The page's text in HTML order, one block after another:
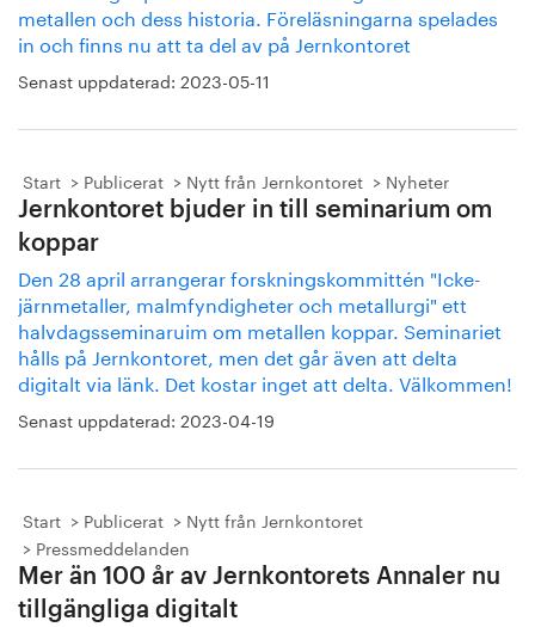
metallen och dess historia. Föreläsningarna spelades
in och finns nu att ta del av på Jernkontoret
Senast uppdaterad: 2023-05-11
Start Publicerat Nytt från Jernkontoret Nyheter
Jernkontoret bjuder in till seminarium om
koppar
Den 28 april arrangerar forskningskommittén "Icke-
järnmetaller, malmfyndigheter och metallurgi" ett
halvdagsseminaruim om metallen koppar. Seminariet
hålls på Jernkontoret, men det går även att delta
digitalt via länk. Det kostar inget att delta. Välkommen!
Senast uppdaterad: 2023-04-19
Start Publicerat
Nytt från Jernkontoret
Pressmeddelanden
Mer än 100 år av Jernkontorets Annaler nu
tillgängliga digitalt